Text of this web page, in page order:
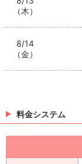
（木）
8/14
（金）
料金システム